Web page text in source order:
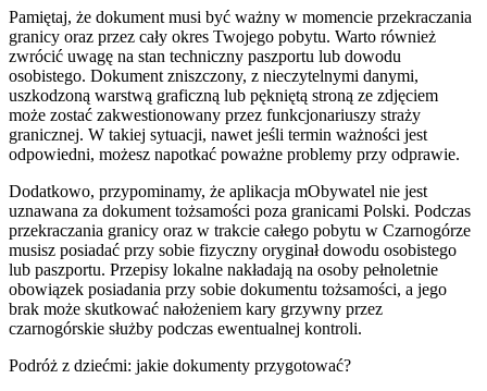
Pamiętaj, że dokument musi być ważny w momencie przekraczania
granicy oraz przez cały okres Twojego pobytu. Warto również
zwrócić uwagę na stan techniczny paszportu lub dowodu
osobistego. Dokument zniszczony, z nieczytelnymi danymi,
uszkodzoną warstwą graficzną lub pękniętą stroną ze zdjęciem
może zostać zakwestionowany przez funkcjonariuszy straży
granicznej. W takiej sytuacji, nawet jeśli termin ważności jest
odpowiedni, możesz napotkać poważne problemy przy odprawie.
Dodatkowo, przypominamy, że aplikacja mObywatel nie jest
uznawana za dokument tożsamości poza granicami Polski. Podczas
przekraczania granicy oraz w trakcie całego pobytu w Czarnogórze
musisz posiadać przy sobie fizyczny oryginał dowodu osobistego
lub paszportu. Przepisy lokalne nakładają na osoby pełnoletnie
obowiązek posiadania przy sobie dokumentu tożsamości, a jego
brak może skutkować nałożeniem kary grzywny przez
czarnogórskie służby podczas ewentualnej kontroli.
Podróż z dziećmi: jakie dokumenty przygotować?